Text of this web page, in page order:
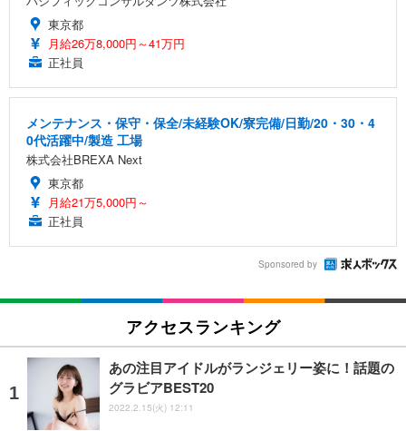
東京都
月給26万8,000円～41万円
正社員
メンテナンス・保守・保全/未経験OK/寮完備/日勤/20・30・4
0代活躍中/製造 工場
株式会社BREXA Next
東京都
月給21万5,000円～
正社員
Sponsored by
アクセスランキング
あの注目アイドルがランジェリー姿に！話題の
グラビアBEST20
2022.2.15(火) 12:11